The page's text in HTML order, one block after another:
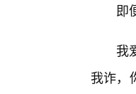
即
我
我诈，